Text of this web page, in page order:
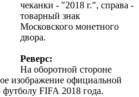
чеканки - "2018 г.", справа -
товарный знак
Московского монетного
двора.
Реверс:
На оборотной стороне
изображение официальной
FIFA 2018 года.